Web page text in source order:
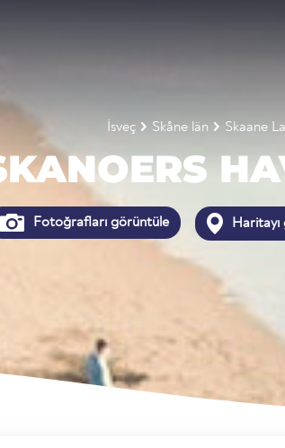
İsveç Skåne län Skaane
Fotoğrafları görüntüle